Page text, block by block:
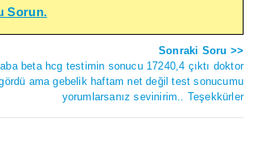
Sorun.
Sonraki Soru >>
beta hcg testimin sonucu 17240,4 çıktı doktor
ama gebelik haftam net değil test sonucumu
yorumlarsanız sevinirim.. Teşekkürler